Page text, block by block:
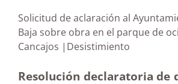
Solicitud de aclaración al
Baja sobre obra en el parque de
Cancajos |Desistimiento
Resolución declaratoria de